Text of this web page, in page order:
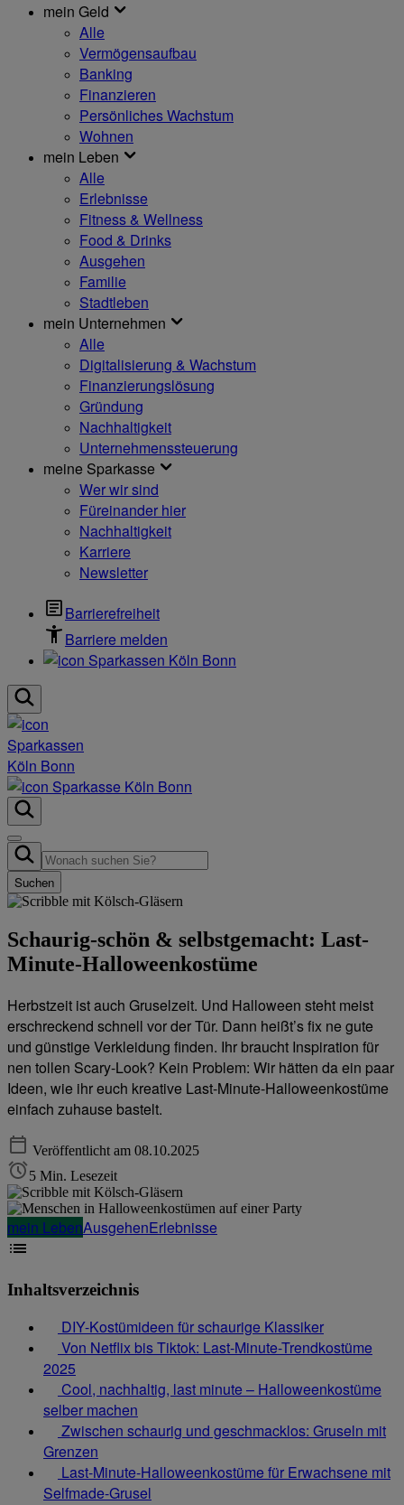
mein Geld
Alle
Vermögensaufbau
Banking
Finanzieren
Persönliches Wachstum
Wohnen
mein Leben
Alle
Erlebnisse
Fitness & Wellness
Food & Drinks
Ausgehen
Familie
Stadtleben
mein Unternehmen
Alle
Digitalisierung & Wachstum
Finanzierungslösung
Gründung
Nachhaltigkeit
Unternehmenssteuerung
meine Sparkasse
Wer wir sind
Füreinander hier
Nachhaltigkeit
Karriere
Newsletter
Barrierefreiheit
Barriere melden
Suchen
Schaurig-schön & selbstgemacht: Last-
Minute-Halloweenkostüme
Herbstzeit ist auch Gruselzeit. Und Halloween steht meist
erschreckend schnell vor der Tür. Dann heißt’s fix ne gute
und günstige Verkleidung finden. Ihr braucht Inspiration für
nen tollen Scary-Look? Kein Problem: Wir hätten da ein paar
Ideen, wie ihr euch kreative Last-Minute-Halloweenkostüme
einfach zuhause bastelt.
Veröffentlicht am 08.10.2025
5 Min. Lesezeit
mein LebenAusgehenErlebnisse
Inhaltsverzeichnis
DIY-Kostümideen für schaurige Klassiker
Von Netflix bis Tiktok: Last-Minute-Trendkostüme
2025
Cool, nachhaltig, last minute – Halloweenkostüme
selber machen
Zwischen schaurig und geschmacklos: Gruseln mit
Grenzen
Last-Minute-Halloweenkostüme für Erwachsene mit
Selfmade-Grusel